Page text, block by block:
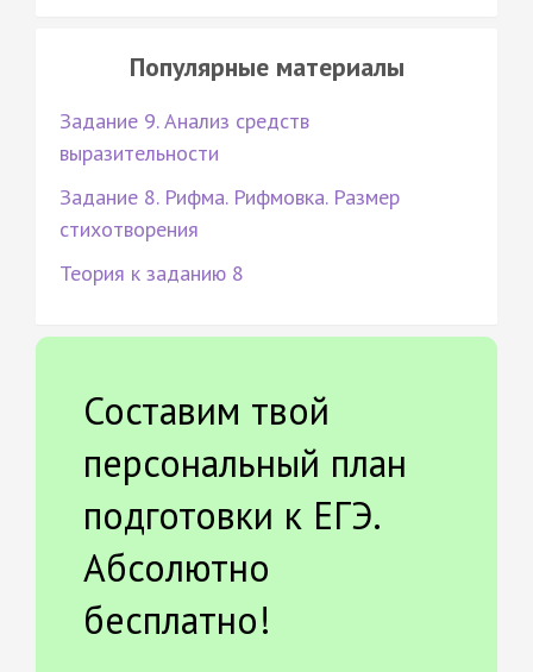
Популярные материалы
Задание 9. Анализ средств
выразительности
Задание 8. Рифма. Рифмовка. Размер
стихотворения
Теория к заданию 8
Составим твой
персональный план
подготовки к ЕГЭ.
Абсолютно
бесплатно!